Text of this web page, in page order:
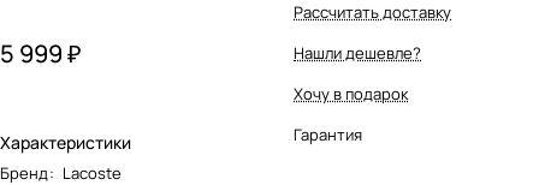
5 999 ₽
Характеристики
Бренд: Lacoste
Рассчитать доставку
Нашли дешевле?
Хочу в подарок
Гарантия